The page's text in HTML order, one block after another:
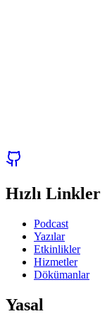
Hızlı Linkler
Podcast
Yazılar
Etkinlikler
Hizmetler
Dökümanlar
Yasal